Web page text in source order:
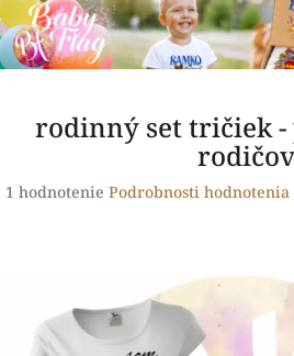
Prejsť
na
obsah
rodinný set tričiek
rodičov
Priemerné
hviezdičiek.
1 hodnotenie Podrobnosti hodnotenia